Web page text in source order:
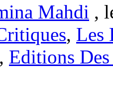
Mahdi ,
, Les
, Editions